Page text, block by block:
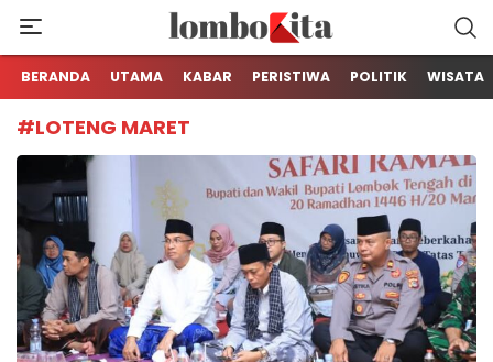
LOMBOKita
Media Berita Online dari Lombok
BERANDA UTAMA KABAR PERISTIWA POLITIK WISATA
#LOTENG MARET